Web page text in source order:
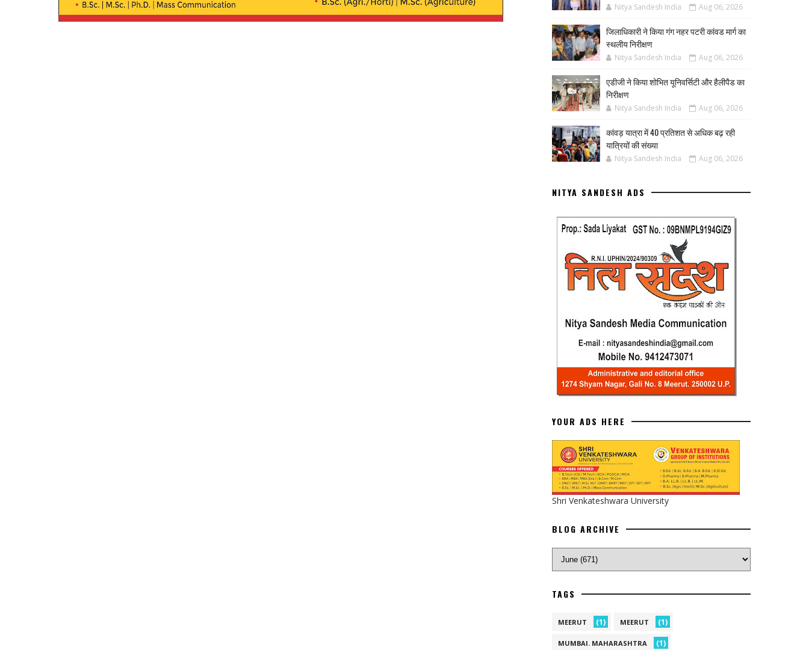
Nitya Sandesh India Aug 06, 2026
जिलाधिकारी ने किया गंग नहर पटरी कांवड मार्ग का
स्थलीय निरीक्षण
Nitya Sandesh India Aug 06, 2026
एडीजी ने किया शोभित यूनिवर्सिटी और हैलीपैड का
निरीक्षण
Nitya Sandesh India Aug 06, 2026
कांवड़ यात्रा में 40 प्रतिशत से अधिक बढ़ रही
यात्रियों की संख्या
Nitya Sandesh India Aug 06, 2026
NITYA SANDESH ADS
YOUR ADS HERE
Shri Venkateshwara University
BLOG ARCHIVE
TAGS
MEERUT (1) MEERUT (1)
MUMBAI. MAHARASHTRA (1)